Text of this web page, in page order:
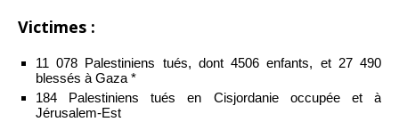
Victimes :
11 078 Palestiniens tués, dont 4506 enfants, et 27 490
blessés à Gaza *
184 Palestiniens tués en Cisjordanie occupée et à
Jérusalem-Est